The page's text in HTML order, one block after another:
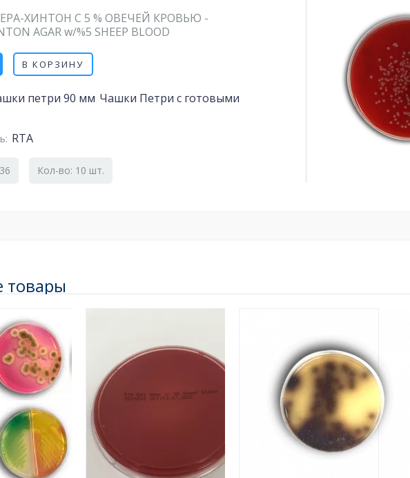
ХИНТОН С 5 % ОВЕЧЕЙ КРОВЬЮ -
AGAR w/%5 SHEEP BLOOD
В КОРЗИНУ
петри 90 мм Чашки Петри с готовыми
RTA
Кол-во: 10 шт.
товары